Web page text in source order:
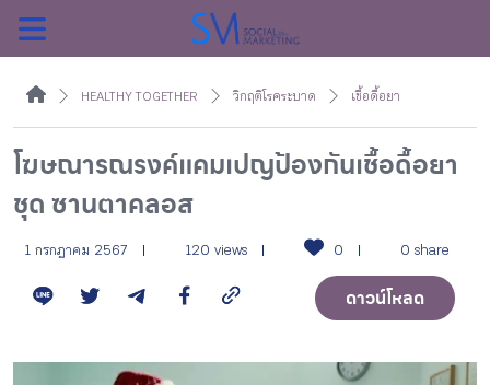
ค้นหา
หน้าแรกแคมเปญ
บทความแนะนำ
บทความแคมเปญ
HEALTHY TOGETHER วิกฤติโรคระบาด เชื้อดื้อยา
โฆษณารณรงค์แคมเปญป้องกันเชื้อดื้อยา
ชุด ซานตาคลอส
1 กรกฎาคม 2567 120 views 0 0 share
ดาวน์โหลด